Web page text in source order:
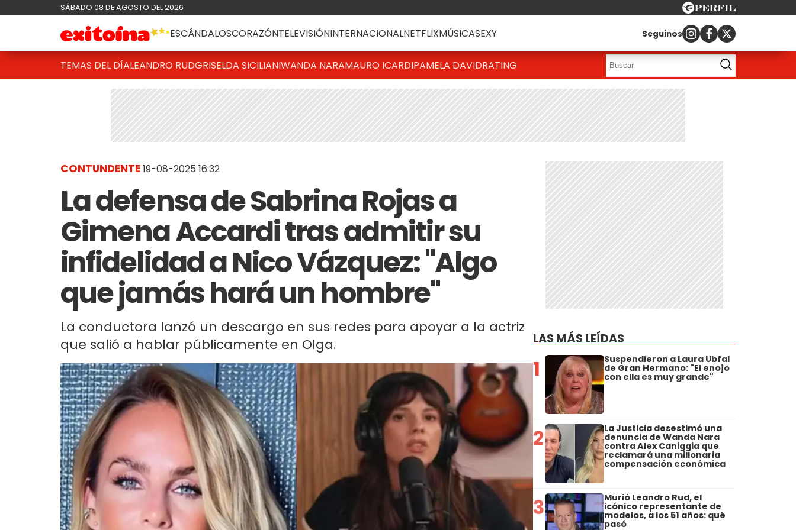
SÁBADO 08 DE AGOSTO DEL 2026
ESCÁNDALOSCORAZÓNTELEVISIÓNINTERNACIONALNETFLIXMÚSICASEXY Seguinos
TEMAS DEL DÍALEANDRO RUDGRISELDA SICILIANIWANDA NARAMAURO ICARDIPAMELA DAVIDRATING
CONTUNDENTE19-08-2025 16:32
La defensa de Sabrina Rojas a
Gimena Accardi tras admitir su
infidelidad a Nico Vázquez: "Algo
que jamás hará un hombre"
La conductora lanzó un descargo en sus redes para apoyar a la actriz
que salió a hablar públicamente en Olga.
LAS MÁS LEÍDAS
1 Suspendieron a Laura Ubfal
de Gran Hermano: "El enojo
con ella es muy grande"
2 La Justicia desestimó una
denuncia de Wanda Nara
contra Alex Caniggia que
reclamará una millonaria
compensación económica
3 Murió Leandro Rud, el
icónico representante de
modelos, a los 51 años: qué
pasó